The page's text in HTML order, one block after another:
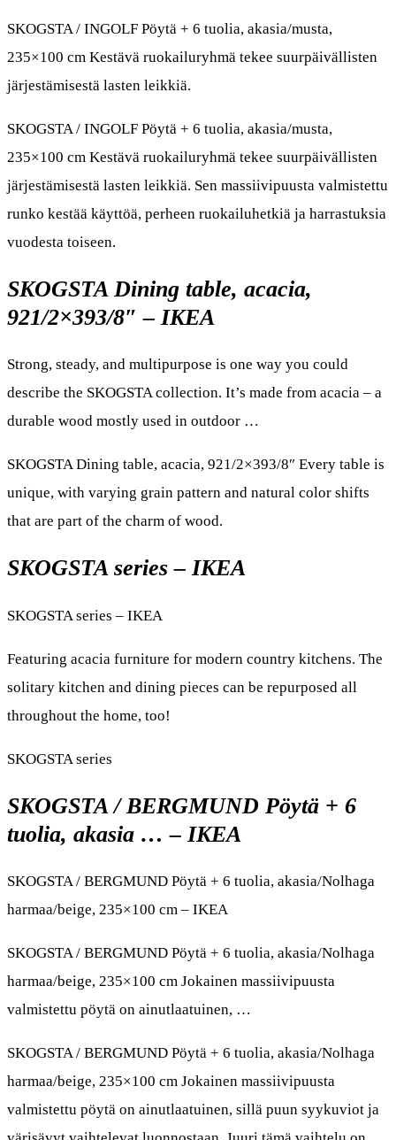
SKOGSTA / INGOLF Pöytä + 6 tuolia, akasia/musta,
235×100 cm Kestävä ruokailuryhmä tekee suurpäivällisten
järjestämisestä lasten leikkiä.
SKOGSTA / INGOLF Pöytä + 6 tuolia, akasia/musta,
235×100 cm Kestävä ruokailuryhmä tekee suurpäivällisten
järjestämisestä lasten leikkiä. Sen massiivipuusta valmistettu
runko kestää käyttöä, perheen ruokailuhetkiä ja harrastuksia
vuodesta toiseen.
SKOGSTA Dining table, acacia,
921/2×393/8″ – IKEA
Strong, steady, and multipurpose is one way you could
describe the SKOGSTA collection. It’s made from acacia – a
durable wood mostly used in outdoor …
SKOGSTA Dining table, acacia, 921/2×393/8″ Every table is
unique, with varying grain pattern and natural color shifts
that are part of the charm of wood.
SKOGSTA series – IKEA
SKOGSTA series – IKEA
Featuring acacia furniture for modern country kitchens. The
solitary kitchen and dining pieces can be repurposed all
throughout the home, too!
SKOGSTA series
SKOGSTA / BERGMUND Pöytä + 6
tuolia, akasia … – IKEA
SKOGSTA / BERGMUND Pöytä + 6 tuolia, akasia/Nolhaga
harmaa/beige, 235×100 cm – IKEA
SKOGSTA / BERGMUND Pöytä + 6 tuolia, akasia/Nolhaga
harmaa/beige, 235×100 cm Jokainen massiivipuusta
valmistettu pöytä on ainutlaatuinen, …
SKOGSTA / BERGMUND Pöytä + 6 tuolia, akasia/Nolhaga
harmaa/beige, 235×100 cm Jokainen massiivipuusta
valmistettu pöytä on ainutlaatuinen, sillä puun syykuviot ja